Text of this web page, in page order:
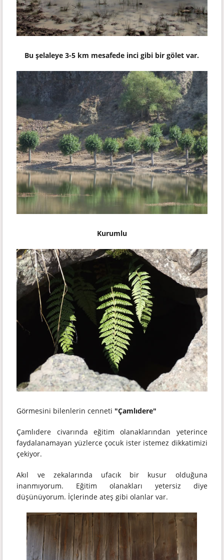
Bu şelaleye 3-5 km mesafede inci gibi bir gölet var.
Kurumlu
Görmesini bilenlerin cenneti "Çamlıdere"
Çamlıdere civarında eğitim olanaklarından yeterince
faydalanamayan yüzlerce çocuk ister istemez dikkatimizi
çekiyor.
Akıl ve zekalarında ufacık bir kusur olduğuna
inanmıyorum. Eğitim olanakları yetersiz diye
düşünüyorum. İçlerinde ateş gibi olanlar var.